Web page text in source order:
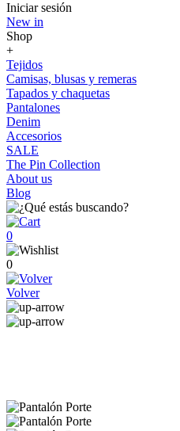
Iniciar sesión
New in
Shop
+
Tejidos
Camisas, blusas y remeras
Tapados y chaquetas
Pantalones
Denim
Accesorios
SALE
The Pin Collection
About us
Blog
0
0
Volver